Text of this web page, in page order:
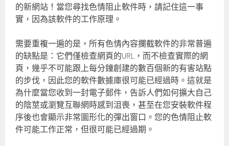
的新網站！當您尋找色情阻止軟件時，請記住這一事
實，因為該軟件的工作原理。
需要重複一遍的是，所有色情內容攔截軟件的非常普遍
的缺點是：它們僅檢查網頁的URL，而不檢查實際的網
頁，幾乎不可能跟上每分鐘創建的數百個新的有害站點
的步伐，因此您的軟件數據庫很可能已經過時。這就是
為什麼當您收到一封電子郵件，告訴人們如何擴大自己
的陰莖或瀏覽互聯網時感到沮喪，甚至在您安裝軟件程
序後也會顯示非常圖形化的彈出窗口。您的色情阻止軟
件可能工作正常，但很可能已經過期。